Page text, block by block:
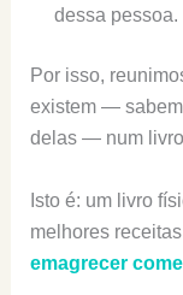
dessa pessoa.
Por isso,
existem —
delas — num livro
Isto é: um livro
melhores
emagrecer